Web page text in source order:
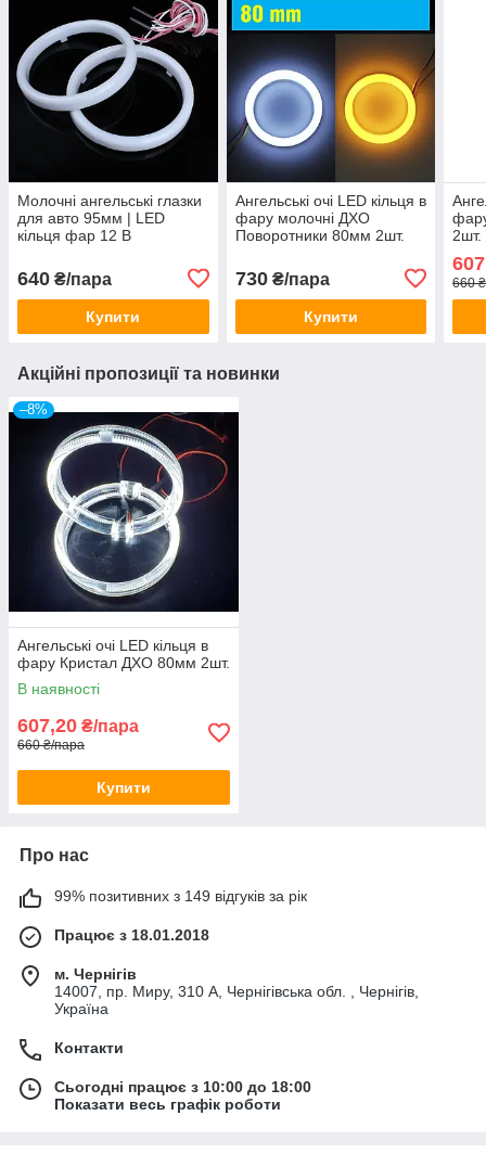
Молочні ангельські глазки
для авто 95мм | LED
кільця фар 12 В
640 ₴/пара
Купити
Ангельські очі LED кільця в
фару молочні ДХО
Поворотники 80мм 2шт.
730₴/пара
Купити
2шт.
660
Акційні пропозиції та новинки
–8%
Ангельські очі LED кільця в
фару Кристал ДХО 80мм 2шт.
В наявності
607,20 ₴/пара
660 ₴/пара
Купити
Про нас
99% позитивних з 149 відгуків за рік
Працює з 18.01.2018
м. Чернігів
14007, пр. Миру, 310 А, Чернігівська обл. , Чернігів,
Україна
Контакти
Сьогодні працює з 10:00 до 18:00
Показати весь графік роботи